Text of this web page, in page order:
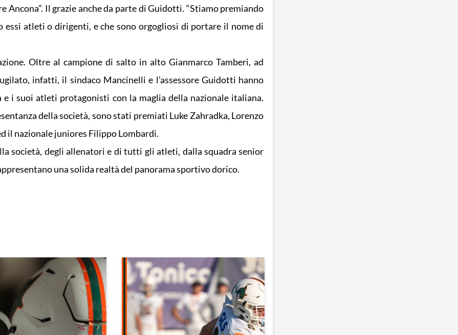
Il grazie anche da parte di Guidotti. “Stiamo premiando
essi atleti o dirigenti, e che sono orgogliosi di portare il nome di
Oltre al campione di salto in alto Gianmarco Tamberi, ad
infatti, il sindaco Mancinelli e l’assessore Guidotti hanno
e i suoi atleti protagonisti con la maglia della nazionale italiana.
della società, sono stati premiati Luke Zahradka, Lorenzo
il nazionale juniores Filippo Lombardi.
società, degli allenatori e di tutti gli atleti, dalla squadra senior
una solida realtà del panorama sportivo dorico.